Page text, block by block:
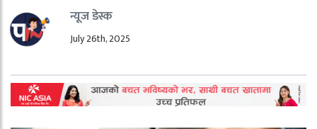
न्यूज डेस्क
July 26th, 2025